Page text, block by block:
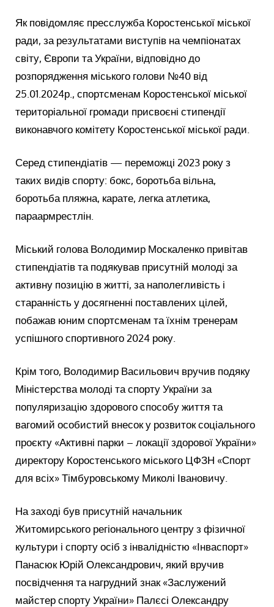
Як повідомляє пресслужба Коростенської міської
ради, за результатами виступів на чемпіонатах
світу, Європи та України, відповідно до
розпорядження міського голови №40 від
25.01.2024р., спортсменам Коростенської міської
територіальної громади присвоєні стипендії
виконавчого комітету Коростенської міської ради.
Серед стипендіатів — переможці 2023 року з
таких видів спорту: бокс, боротьба вільна,
боротьба пляжна, карате, легка атлетика,
параармрестлін.
Міський голова Володимир Москаленко привітав
стипендіатів та подякував присутній молоді за
активну позицію в житті, за наполегливість і
старанність у досягненні поставлених цілей,
побажав юним спортсменам та їхнім тренерам
успішного спортивного 2024 року.
Крім того, Володимир Васильович вручив подяку
Міністерства молоді та спорту України за
популяризацію здорового способу життя та
вагомий особистий внесок у розвиток соціального
проєкту «Активні парки – локації здорової України»
директору Коростенського міського ЦФЗН «Спорт
для всіх» Тімбуровському Миколі Івановичу.
На заході був присутній начальник
Житомирського регіонального центру з фізичної
культури і спорту осіб з інвалідністю «Інваспорт»
Панасюк Юрій Олександрович, який вручив
посвідчення та нагрудний знак «Заслужений
майстер спорту України» Палєсі Олександру